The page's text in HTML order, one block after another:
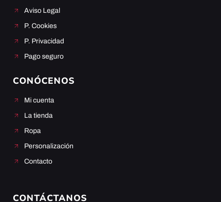
Aviso Legal
P. Cookies
P. Privacidad
Pago seguro
CONÓCENOS
Mi cuenta
La tienda
Ropa
Personalización
Contacto
CONTÁCTANOS